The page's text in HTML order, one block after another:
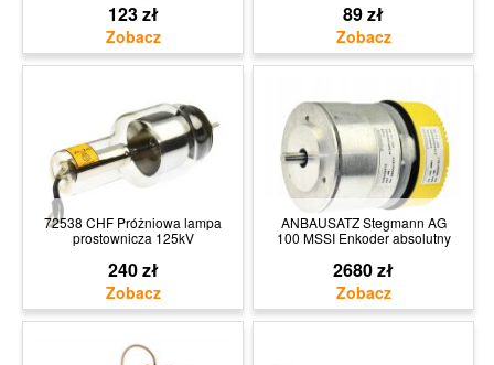
123 zł 89 zł
72538 CHF Próżniowa lampa
prostownicza 125kV
240 zł
ANBAUSATZ Stegmann AG
100 MSSI Enkoder absolutny
2680 zł